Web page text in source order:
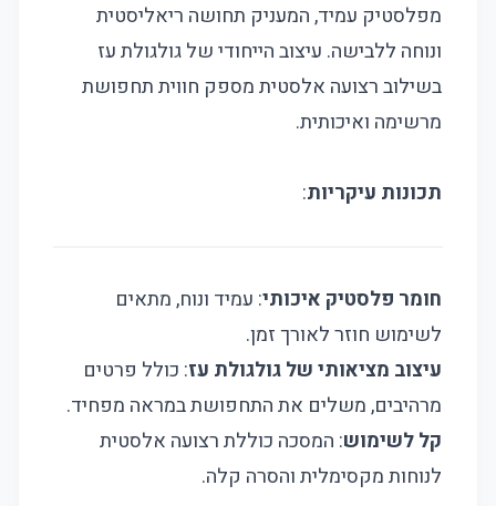
מפלסטיק עמיד, המעניק תחושה ריאליסטית
ונוחה ללבישה. עיצוב הייחודי של גולגולת עז
בשילוב רצועה אלסטית מספק חווית תחפושת
מרשימה ואיכותית.
תכונות עיקריות:
חומר פלסטיק איכותי: עמיד ונוח, מתאים
לשימוש חוזר לאורך זמן.
עיצוב מציאותי של גולגולת עז: כולל פרטים
מרהיבים, משלים את התחפושת במראה מפחיד.
קל לשימוש: המסכה כוללת רצועה אלסטית
לנוחות מקסימלית והסרה קלה.